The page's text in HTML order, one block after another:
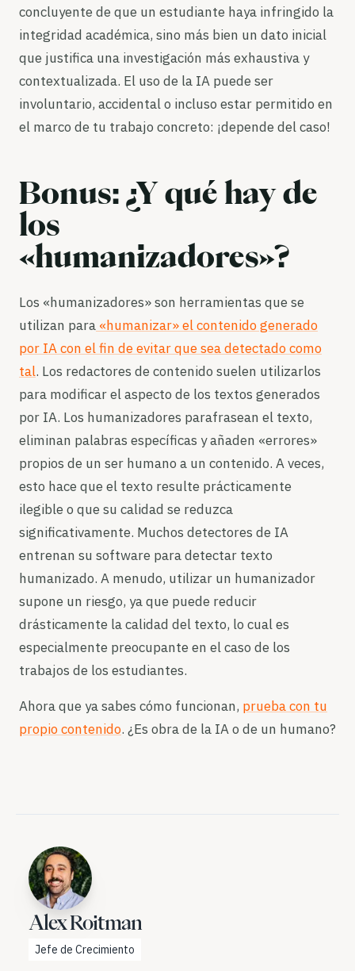
concluyente de que un estudiante haya infringido la
integridad académica, sino más bien un dato inicial
que justifica una investigación más exhaustiva y
contextualizada. El uso de la IA puede ser
involuntario, accidental o incluso estar permitido en
el marco de tu trabajo concreto: ¡depende del caso!
Bonus: ¿Y qué hay de
los
«humanizadores»?
Los «humanizadores» son herramientas que se
utilizan para «humanizar» el contenido generado
por IA con el fin de evitar que sea detectado como
tal. Los redactores de contenido suelen utilizarlos
para modificar el aspecto de los textos generados
por IA. Los humanizadores parafrasean el texto,
eliminan palabras específicas y añaden «errores»
propios de un ser humano a un contenido. A veces,
esto hace que el texto resulte prácticamente
ilegible o que su calidad se reduzca
significativamente. Muchos detectores de IA
entrenan su software para detectar texto
humanizado. A menudo, utilizar un humanizador
supone un riesgo, ya que puede reducir
drásticamente la calidad del texto, lo cual es
especialmente preocupante en el caso de los
trabajos de los estudiantes.
Ahora que ya sabes cómo funcionan, prueba con tu
propio contenido. ¿Es obra de la IA o de un humano?
Alex Roitman
Jefe de Crecimiento